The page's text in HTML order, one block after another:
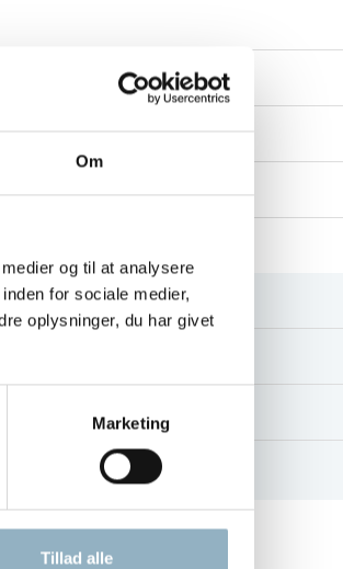
Om
og til at analysere
for sociale medier,
oplysninger, du har givet
Marketing
Tillad alle